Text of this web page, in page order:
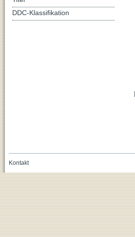
DDC-Klassifikation
Kontakt